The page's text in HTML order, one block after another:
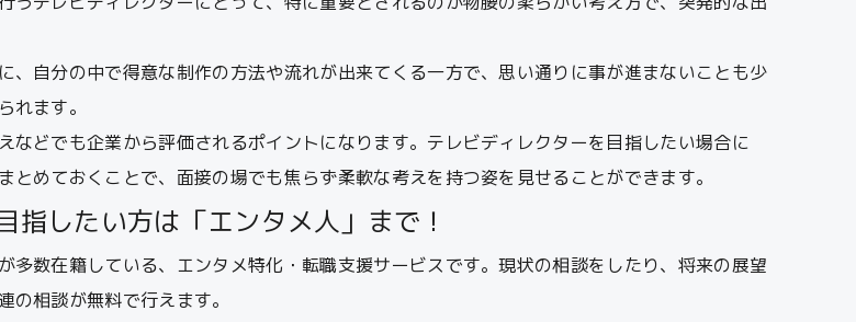
自分の中で得意な制作の方法や流れが出来てくる一方で、思い通りに事が進まないことも少
れます。
どでも企業から評価されるポイントになります。テレビディレクターを目指したい場合に
めておくことで、面接の場でも焦らず柔軟な考えを持つ姿を見せることができます。
したい方は「エンタメ人」まで！
多数在籍している、エンタメ特化・転職支援サービスです。現状の相談をしたり、将来の展望
相談が無料で行えます。